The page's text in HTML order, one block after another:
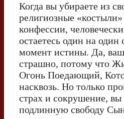
Когда вы убираете из
религиозные
конфессии,
остаетесь один на
момент истины. Да,
страшно, потому что
Огонь Поедающий,
насквозь. Но только
страх и сокрушение, вы
подлинную свободу